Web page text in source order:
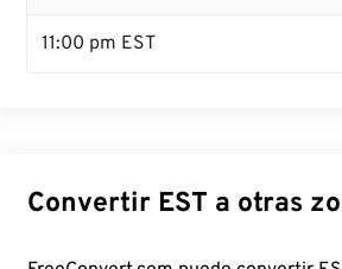
11:00 pm EST
Convertir EST a otras